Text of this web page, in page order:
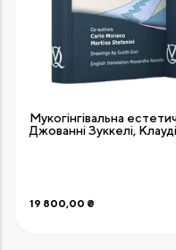
Мукогінгівальна
Джованні Зуккелі,
19 800,00 ₴